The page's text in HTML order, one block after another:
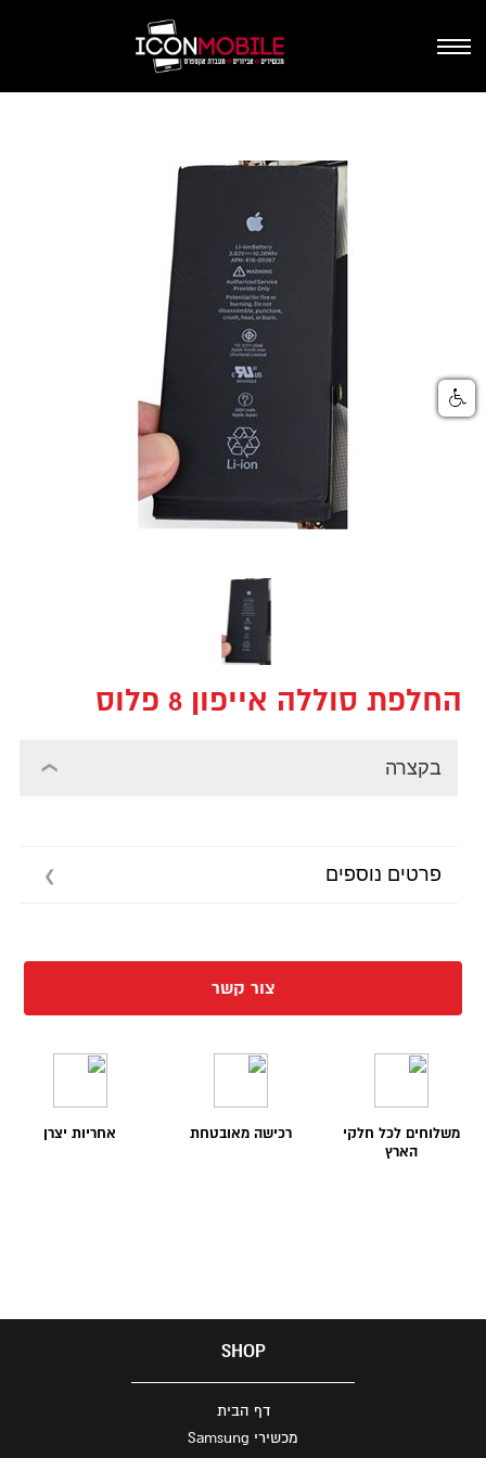
החלפת סוללה אייפון 8 פלוס
בקצרה
פרטים נוספים
צור קשר
משלוחים לכל חלקי
הארץ
רכישה מאובטחת אחריות יצרן
SHOP
דף הבית
מכשירי Samsung